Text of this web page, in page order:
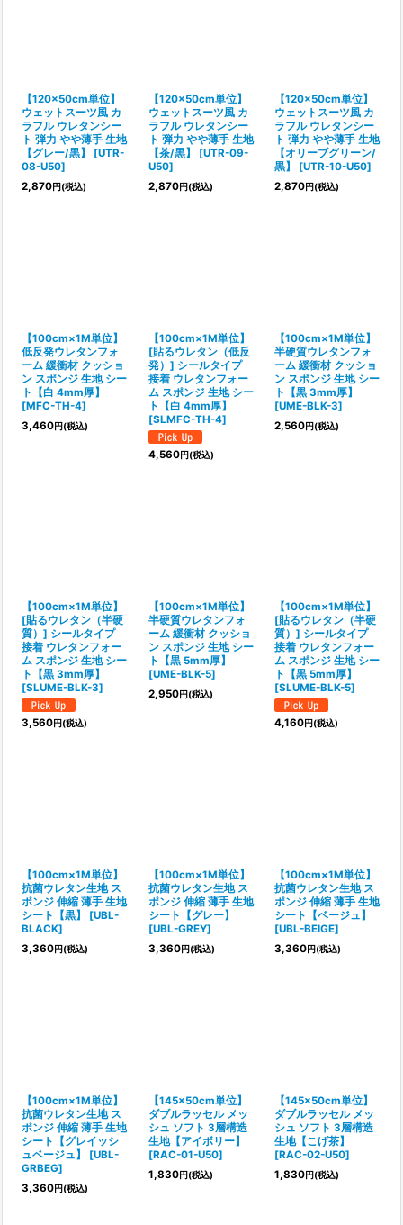
【120×50cm単位】
ウェットスーツ風 カ
ラフル ウレタンシー
ト 弾力 やや薄手 生地
【グレー/黒】
[UTR-
08-U50]
2,870円(税込)
【120×50cm単位】
ウェットスーツ風 カ
ラフル ウレタンシー
ト 弾力 やや薄手 生地
【茶/黒】
[UTR-09-
U50]
2,870円(税込)
【120×50cm単位】
ウェットスーツ風 カ
ラフル ウレタンシー
ト 弾力 やや薄手 生地
【オリーブグリーン/
黒】
[UTR-10-U50]
2,870円(税込)
【100cm×1M単位】
低反発ウレタンフォ
ーム 緩衝材 クッショ
ン スポンジ 生地 シー
ト【白 4mm厚】
[MFC-TH-4]
3,460円(税込)
【100cm×1M単位】
[貼るウレタン（低反
発）] シールタイプ
接着 ウレタンフォー
ム スポンジ 生地 シー
ト【白 4mm厚】
[SLMFC-TH-4]
4,560円(税込)
【100cm×1M単位】
半硬質ウレタンフォ
ーム 緩衝材 クッショ
ン スポンジ 生地 シー
ト【黒 3mm厚】
[UME-BLK-3]
2,560円(税込)
【100cm×1M単位】
[貼るウレタン（半硬
質）] シールタイプ
接着 ウレタンフォー
ム スポンジ 生地 シー
ト【黒 3mm厚】
[SLUME-BLK-3]
3,560円(税込)
【100cm×1M単位】
半硬質ウレタンフォ
ーム 緩衝材 クッショ
ン スポンジ 生地 シー
ト【黒 5mm厚】
[UME-BLK-5]
2,950円(税込)
【100cm×1M単位】
[貼るウレタン（半硬
質）] シールタイプ
接着 ウレタンフォー
ム スポンジ 生地 シー
ト【黒 5mm厚】
[SLUME-BLK-5]
4,160円(税込)
【100cm×1M単位】
抗菌ウレタン生地 ス
ポンジ 伸縮 薄手 生地
シート【黒】
[UBL-
BLACK]
3,360円(税込)
【100cm×1M単位】
抗菌ウレタン生地 ス
ポンジ 伸縮 薄手 生地
シート【グレー】
[UBL-GREY]
3,360円(税込)
【100cm×1M単位】
抗菌ウレタン生地 ス
ポンジ 伸縮 薄手 生地
シート【ベージュ】
[UBL-BEIGE]
3,360円(税込)
【100cm×1M単位】
抗菌ウレタン生地 ス
ポンジ 伸縮 薄手 生地
シート【グレイッシ
ュベージュ】
[UBL-
GRBEG]
3,360円(税込)
【145×50cm単位】
ダブルラッセル メッ
シュ ソフト 3層構造
生地【アイボリー】
[RAC-01-U50]
1,830円(税込)
【145×50cm単位】
ダブルラッセル メッ
シュ ソフト 3層構造
生地【こげ茶】
[RAC-02-U50]
1,830円(税込)